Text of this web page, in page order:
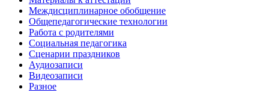
Междисциплинарное обобщение
Общепедагогические технологии
Работа с родителями
Социальная педагогика
Сценарии праздников
Аудиозаписи
Видеозаписи
Разное